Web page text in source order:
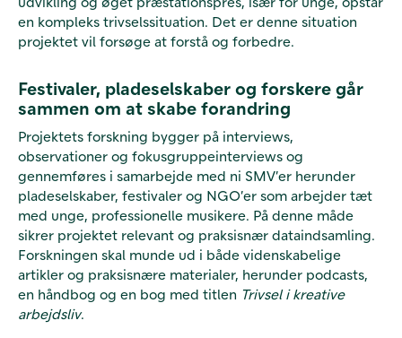
en kompleks trivselssituation. Det er denne situation
projektet vil forsøge at forstå og forbedre.
Festivaler, pladeselskaber og forskere går
sammen om at skabe forandring
Projektets forskning bygger på interviews,
observationer og fokusgruppeinterviews og
gennemføres i samarbejde med ni SMV’er herunder
pladeselskaber, festivaler og NGO’er som arbejder tæt
med unge, professionelle musikere. På denne måde
sikrer projektet relevant og praksisnær dataindsamling.
Forskningen skal munde ud i både videnskabelige
artikler og praksisnære materialer, herunder podcasts,
en håndbog og en bog med titlen Trivsel i kreative
arbejdsliv.